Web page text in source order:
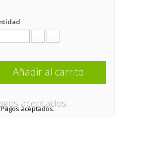
Añadir al carrito
aceptados.